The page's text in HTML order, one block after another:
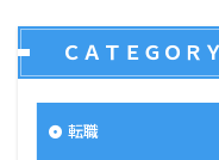
ＣＡＴＥＧＯＲＹ
転職